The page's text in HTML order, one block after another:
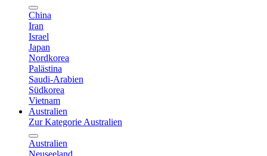
China
Iran
Israel
Japan
Nordkorea
Palästina
Saudi-Arabien
Südkorea
Vietnam
Australien
Zur Kategorie Australien
Australien
Neuseeland